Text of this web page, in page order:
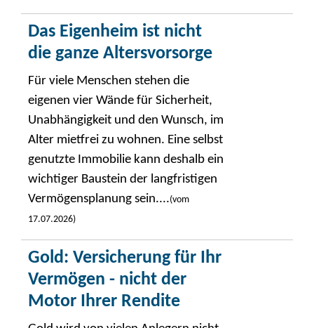
Das Eigenheim ist nicht
die ganze Altersvorsorge
Für viele Menschen stehen die
eigenen vier Wände für Sicherheit,
Unabhängigkeit und den Wunsch, im
Alter mietfrei zu wohnen. Eine selbst
genutzte Immobilie kann deshalb ein
wichtiger Baustein der langfristigen
Vermögensplanung sein....(vom
17.07.2026)
Gold: Versicherung für Ihr
Vermögen - nicht der
Motor Ihrer Rendite